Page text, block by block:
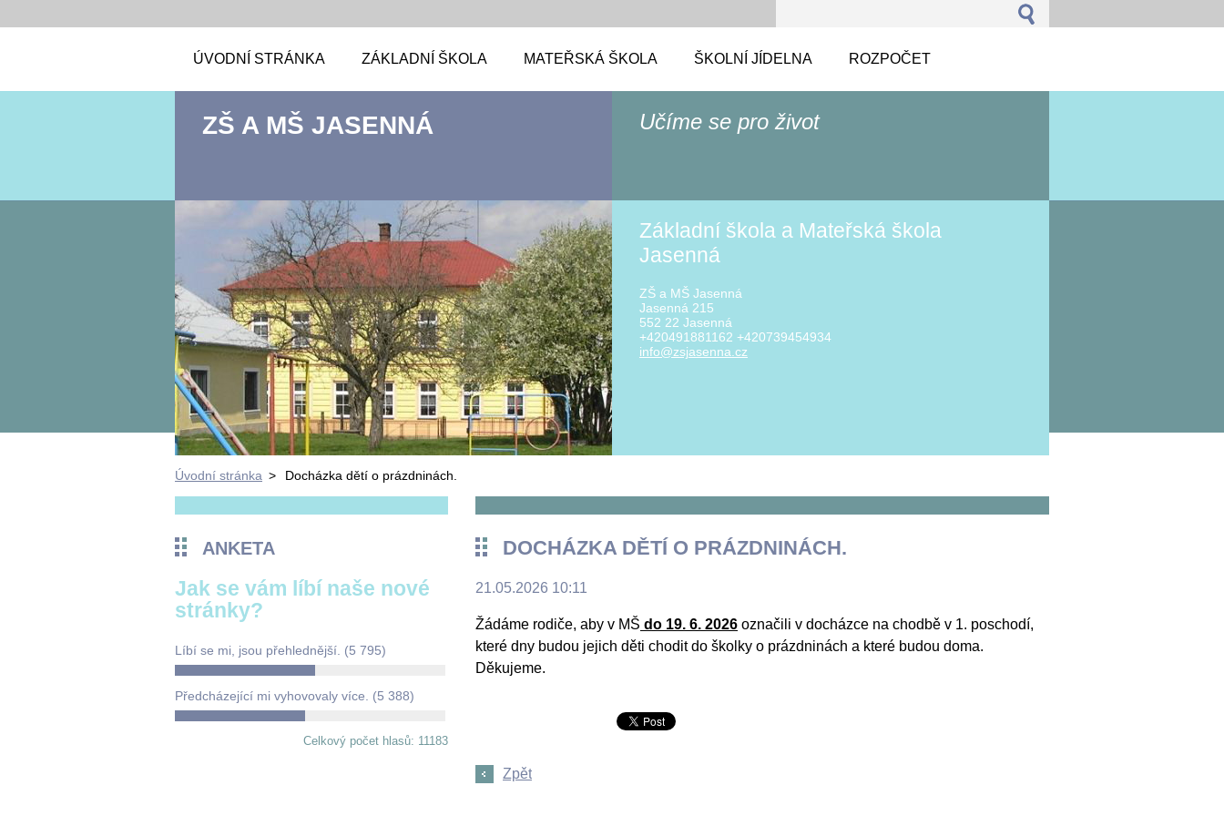
ÚVODNÍ STRÁNKA ZÁKLADNÍ ŠKOLA MATEŘSKÁ ŠKOLA ŠKOLNÍ JÍDELNA ROZPOČET
ZŠ A MŠ JASENNÁ Učíme se pro život
Základní škola a Mateřská škola
Jasenná
ZŠ a MŠ Jasenná
Jasenná 215
552 22 Jasenná
+420491881162 +420739454934
info@zsjasenna.cz
Úvodní stránka > Docházka dětí o prázdninách.
ANKETA
Jak se vám líbí naše nové
stránky?
Líbí se mi, jsou přehlednější. (5 795)
Předcházející mi vyhovovaly více. (5 388)
Celkový počet hlasů: 11183
DOCHÁZKA DĚTÍ O PRÁZDNINÁCH.
21.05.2026 10:11
Žádáme rodiče, aby v MŠ do 19. 6. 2026 označili v docházce na chodbě v 1. poschodí,
které dny budou jejich děti chodit do školky o prázdninách a které budou doma.
Děkujeme.
Zpět